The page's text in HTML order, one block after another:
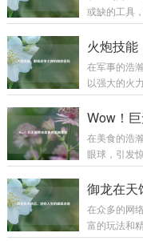
或缺的工具
种实用插件
3盒子的使用
网站，在搜
入，在官网
合你系统的
安装在系统
火炮技能
在军事的浩
以强大的火
着举足轻重
展现威力的
操作技能到
能否发挥出
的火炮手，
装填方式和
Wow！
在美食的浩
眼球，引发
发出由衷赞
充满了魔力
它的体量与
觉上的冲击
出“Wow”。
御龙在天
在众多的网
富的玩法和